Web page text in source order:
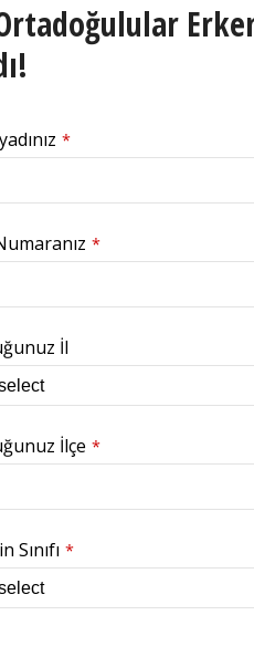
*
*
İl
İlçe *
Sınıfı *